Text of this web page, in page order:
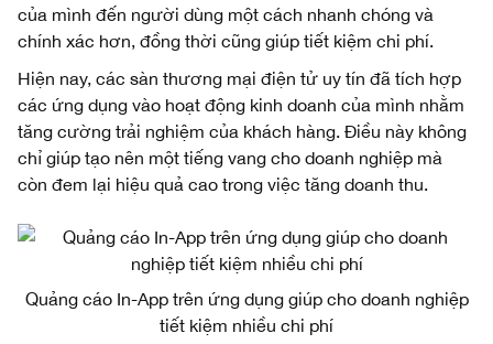
của mình đến người dùng một cách nhanh chóng và
chính xác hơn, đồng thời cũng giúp tiết kiệm chi phí.
Hiện nay, các sàn thương mại điện tử uy tín đã tích hợp
các ứng dụng vào hoạt động kinh doanh của mình nhằm
tăng cường trải nghiệm của khách hàng. Điều này không
chỉ giúp tạo nên một tiếng vang cho doanh nghiệp mà
còn đem lại hiệu quả cao trong việc tăng doanh thu.
Quảng cáo In-App trên ứng dụng giúp cho doanh nghiệp
tiết kiệm nhiều chi phí